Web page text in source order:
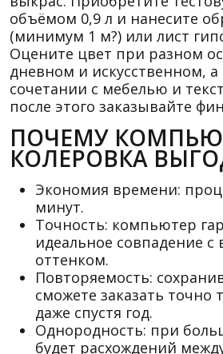
объёмом 0,9 л и нанесите
(минимум 1 м?) или лист
Оцените цвет при разном
дневном и искусственном, а
сочетании с мебелью и
после этого заказывайте
ПОЧЕМУ
КОЛЕРОВКА
Экономия времени:
минут.
Точность: компьютер
идеальное совпадение
оттенком.
Повторяемость:
сможете заказать точно
даже спустя год.
Однородность: при
будет расхождений